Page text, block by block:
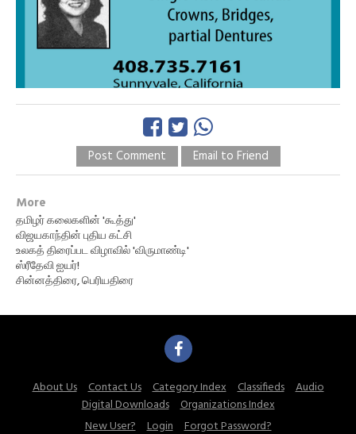
Post Comment Email to Friend
More
தமிழர் கலைகளின் 'கூத்து'
விஜயகாந்தின் புதிய கட்சி
உலகத் திரைப்பட விழாவில் 'விருமாண்டி'
ஸ்ரீதேவி ஐயர்!
சின்னத்திரை, பெரியதிரை
About Us Contact Us Category Index Classifieds
Audio
Digital Downloads
Organizations Index
New User?
Login Forgot Password?